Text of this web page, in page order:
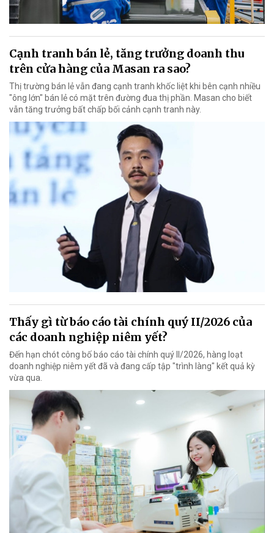
Cạnh tranh bán lẻ, tăng trưởng doanh thu
trên cửa hàng của Masan ra sao?
Thị trường bán lẻ vẫn đang cạnh tranh khốc liệt khi bên cạnh nhiều
"ông lớn" bán lẻ có mặt trên đường đua thị phần. Masan cho biết
vẫn tăng trưởng bất chấp bối cảnh cạnh tranh này.
Thấy gì từ báo cáo tài chính quý II/2026 của
các doanh nghiệp niêm yết?
Đến hạn chót công bố báo cáo tài chính quý II/2026, hàng loạt
doanh nghiệp niêm yết đã và đang cấp tập "trình làng" kết quả kỳ
vừa qua.